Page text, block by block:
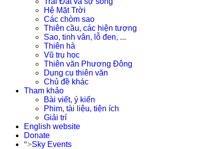
Hệ Mặt Trời
Các chòm sao
Thiên cầu, các hiện tượng
Sao, tinh vân, lỗ đen, ...
Thiên hà
Vũ trụ học
Thiên văn Phương Đông
Dụng cụ thiên văn
Chủ đề khác
Tham khảo
Bài viết, ý kiến
Phim, tài liệu, tiện ích
Giải trí
English website
Donate
">Sky Events